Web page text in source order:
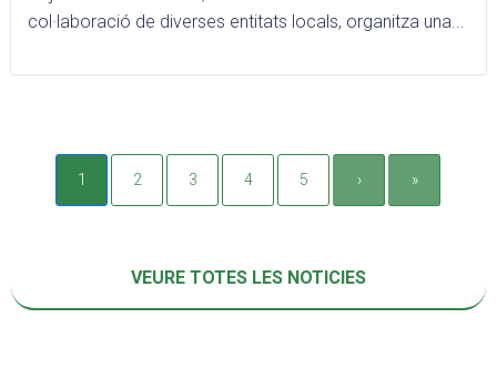
col·laboració de diverses entitats locals, organitza una...
1 2 3 4 5 › »
VEURE TOTES LES NOTICIES